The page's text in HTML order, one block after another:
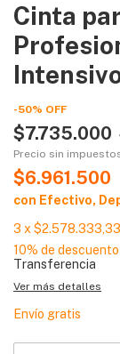
Cinta
-50% OFF
$7.735.000
Precio sin
$6.961.500
con Efectivo,
3 x $2.578.333,33
10% de descuento
Transferencia
Ver más detalles
Envío gratis